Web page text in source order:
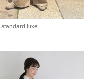
luxe